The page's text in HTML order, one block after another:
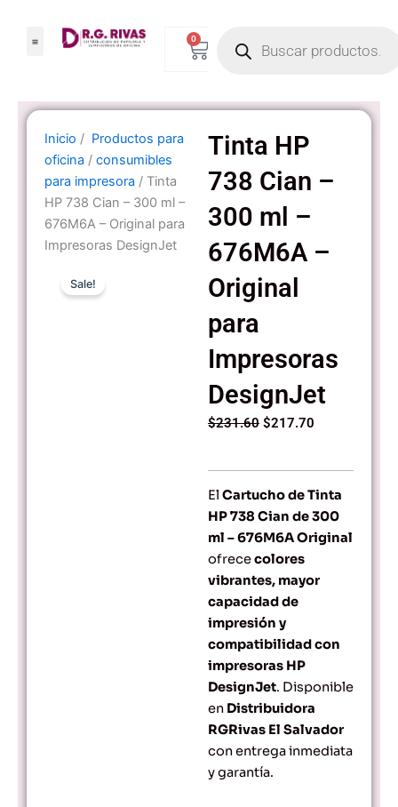
0
Carrito
search
Inicio / Productos para
oficina / consumibles
para impresora / Tinta
HP 738 Cian – 300 ml –
676M6A – Original para
Impresoras DesignJet
Sale!
Tinta HP
738 Cian –
300 ml –
676M6A –
Original
para
Impresoras
DesignJet
$231.60 Original
$231.60.
$217.70
$217.70.
El Cartucho de Tinta
HP 738 Cian de 300
ml – 676M6A Original
ofrececolores
vibrantes, mayor
capacidad de
impresión y
compatibilidad con
impresoras HP
DesignJet. Disponible
en Distribuidora
RGRivas El Salvador
con entrega inmediata
y garantía.